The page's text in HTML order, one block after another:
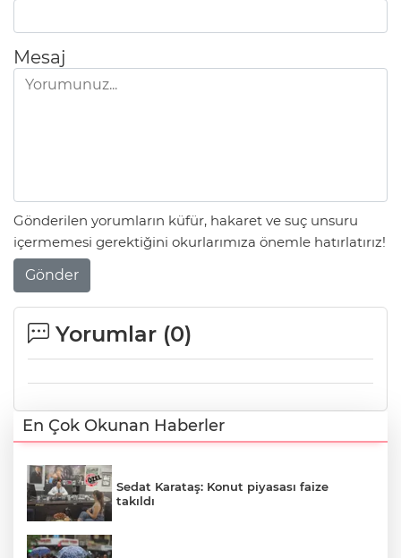
Mesaj
Gönderilen yorumların küfür, hakaret ve suç unsuru
içermemesi gerektiğini okurlarımıza önemle hatırlatırız!
Gönder
Yorumlar (0)
En Çok Okunan Haberler
Sedat Karataş: Konut piyasası faize
takıldı